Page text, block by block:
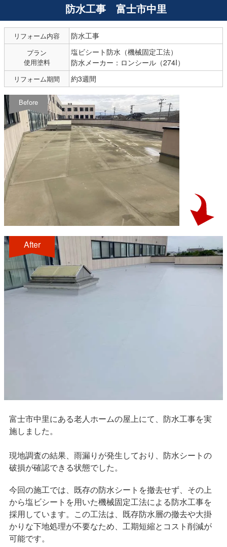
防水工事 富士市中里
リフォーム内容 防水工事
プラン
使用塗料
塩ビシート防水（機械固定工法）
防水メーカー：ロンシール（274I）
リフォーム期間 約3週間
Before
After
富士市中里にある老人ホームの屋上にて、防水工事を実
施しました。
現地調査の結果、雨漏りが発生しており、防水シートの
破損が確認できる状態でした。
今回の施工では、既存の防水シートを撤去せず、その上
から塩ビシートを用いた機械固定工法による防水工事を
採用しています。この工法は、既存防水層の撤去や大掛
かりな下地処理が不要なため、工期短縮とコスト削減が
可能です。